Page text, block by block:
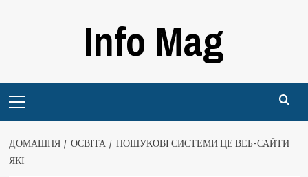
Info Mag
Menu
ДОМАШНЯ ОСВІТА
ПОШУКОВІ СИСТЕМИ ЦЕ ВЕБ-САЙТИ
ЯКІ